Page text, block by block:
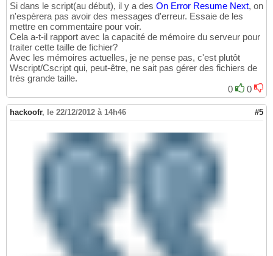
Si dans le script(au début), il y a des On Error Resume Next, on
n'espèrera pas avoir des messages d'erreur. Essaie de les
mettre en commentaire pour voir.
Cela a-t-il rapport avec la capacité de mémoire du serveur pour
traiter cette taille de fichier?
Avec les mémoires actuelles, je ne pense pas, c'est plutôt
Wscript/Cscript qui, peut-être, ne sait pas gérer des fichiers de
très grande taille.
0
0
hackoofr, le 22/12/2012 à 14h46 #5